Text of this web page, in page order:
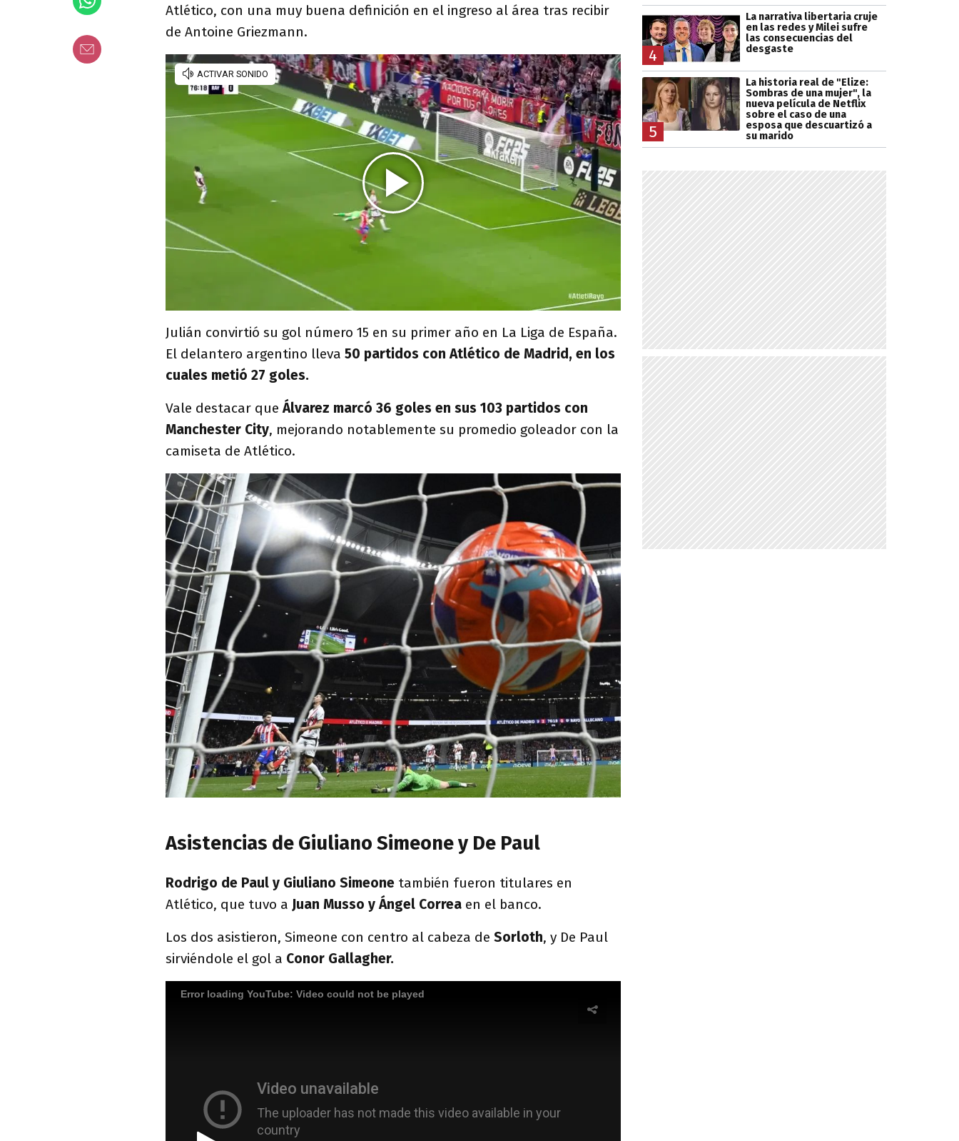
Atlético, con una muy buena definición en el ingreso al área tras recibir
de Antoine Griezmann.
Julián convirtió su gol número 15 en su primer año en La Liga de España.
El delantero argentino lleva 50 partidos con Atlético de Madrid, en los
cuales metió 27 goles.
Vale destacar queÁlvarez marcó 36 goles en sus 103 partidos con
Manchester City, mejorando notablemente su promedio goleador con la
camiseta de Atlético.
Asistencias de Giuliano Simeone y De Paul
Rodrigo de Paul y Giuliano Simeone también fueron titulares en
Atlético, que tuvo a Juan Musso y Ángel Correa en el banco.
Los dos asistieron, Simeone con centro al cabeza de Sorloth, y De Paul
sirviéndole el gol a Conor Gallagher.
4
La narrativa libertaria cruje
en las redes y Milei sufre
las consecuencias del
desgaste
5
La historia real de "Elize:
Sombras de una mujer", la
nueva película de Netflix
sobre el caso de una
esposa que descuartizó a
su marido